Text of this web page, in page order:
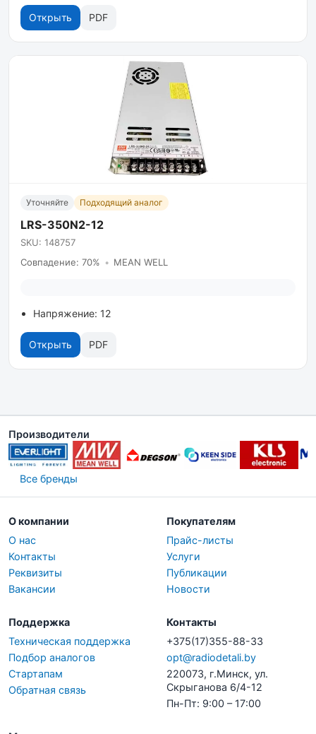
Открыть PDF
Уточняйте Подходящий аналог
LRS-350N2-12
SKU: 148757
Совпадение: 70% • MEAN WELL
Напряжение: 12
Открыть PDF
Производители
Все бренды
О компании
О нас
Контакты
Реквизиты
Вакансии
Покупателям
Прайс-листы
Услуги
Публикации
Новости
Поддержка
Техническая поддержка
Подбор аналогов
Стартапам
Обратная связь
Контакты
+375(17)355-88-33
opt@radiodetali.by
220073, г.Минск, ул.
Скрыганова 6/4-12
Пн-Пт: 9:00 – 17:00